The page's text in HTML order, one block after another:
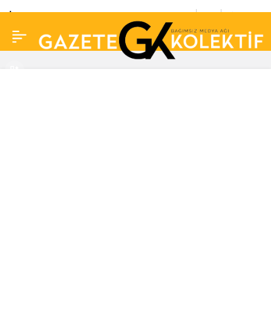
model Gigi Hadid’i hedef